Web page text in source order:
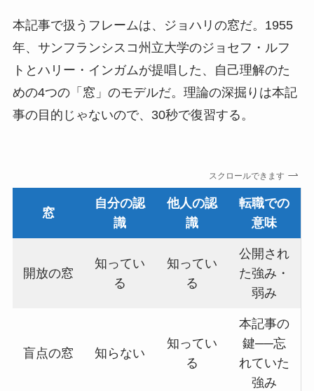
本記事で扱うフレームは、ジョハリの窓だ。1955
年、サンフランシスコ州立大学のジョセフ・ルフ
トとハリー・インガムが提唱した、自己理解のた
めの4つの「窓」のモデルだ。理論の深掘りは本記
事の目的じゃないので、30秒で復習する。
スクロールできます
窓
自分の認
識
他人の認
識
転職での
意味
開放の窓
知ってい
る
知ってい
る
公開され
た強み・
弱み
盲点の窓 知らない
知ってい
る
本記事の
鍵──忘
れていた
強み